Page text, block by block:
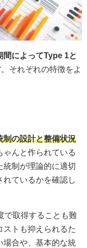
間によってType 1と
。それぞれの特徴をよ
制の設計と整備状況
ゃんと作られている
制が理論的に適切
ているかを確認し
で取得することも難
ストも抑えられるた
場合や、基本的な統